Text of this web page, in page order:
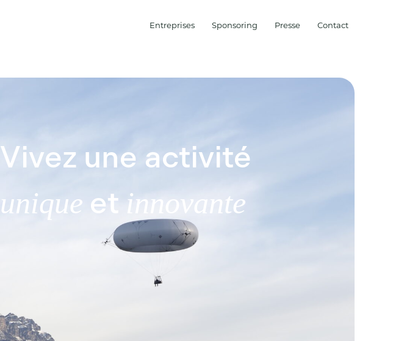
Entreprises Sponsoring Presse Contact
Vivez une activité
unique et innovante